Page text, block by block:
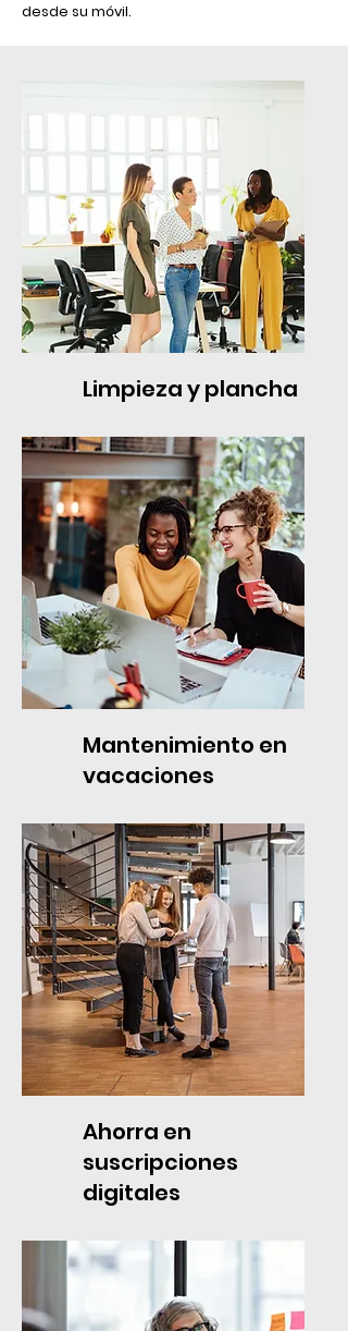
desde su móvil.
Limpieza y plancha
Mantenimiento en
vacaciones
Ahorra en
suscripciones
digitales